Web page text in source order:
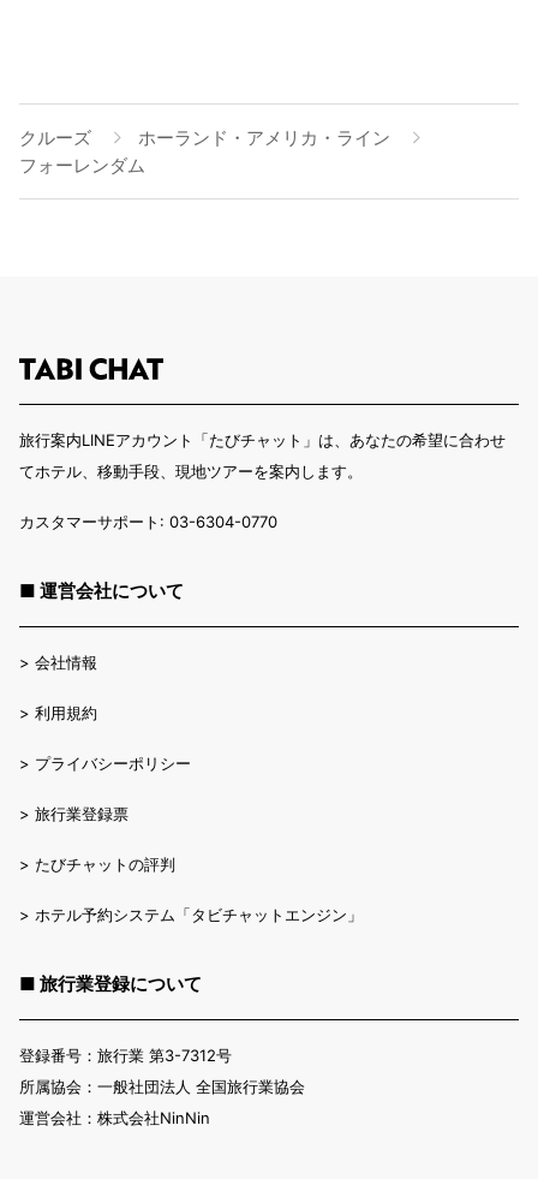
クルーズ
ホーランド・アメリカ・ライン
フォーレンダム
旅行案内LINEアカウント「たびチャット」は、あなたの希望に合わせ
てホテル、移動手段、現地ツアーを案内します。
カスタマーサポート: 03-6304-0770
■ 運営会社について
> 会社情報
> 利用規約
> プライバシーポリシー
> 旅行業登録票
> たびチャットの評判
> ホテル予約システム「タビチャットエンジン」
■ 旅行業登録について
登録番号：旅行業 第3-7312号
所属協会：一般社団法人 全国旅行業協会
運営会社：株式会社NinNin